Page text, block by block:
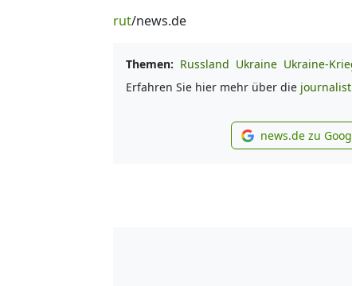
rut/news.de
Themen: Russland Ukraine Ukraine-
Erfahren Sie hier mehr über die
news.de zu